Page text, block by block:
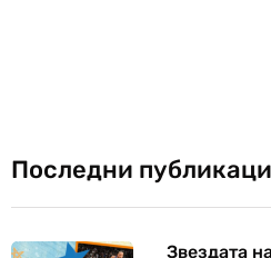
Последни
Звездата